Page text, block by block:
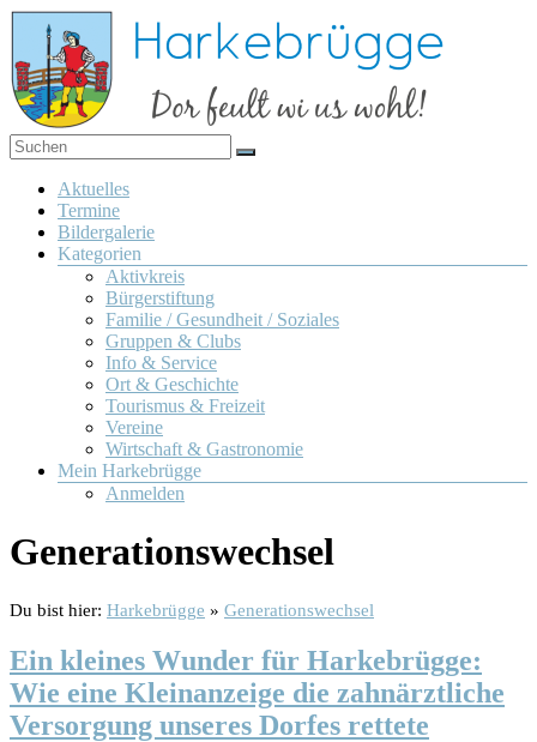
Zum
Inhalt
springen
Harkebrügge
Dor
feult
wi us
wohl!
Menü
Aktuelles
Termine
Bildergalerie
Kategorien
Aktivkreis
Bürgerstiftung
Familie / Gesundheit / Soziales
Gruppen & Clubs
Info & Service
Ort & Geschichte
Tourismus & Freizeit
Vereine
Wirtschaft & Gastronomie
Mein Harkebrügge
Anmelden
Generationswechsel
Du bist hier: Harkebrügge » Generationswechsel
Ein kleines Wunder für Harkebrügge:
Wie eine Kleinanzeige die zahnärztliche
Versorgung unseres Dorfes rettete